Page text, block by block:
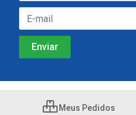
Meus Pedidos